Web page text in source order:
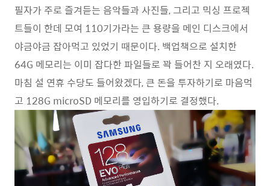
필자가 주로 즐겨듣는 음악들과 사진들, 그리고 믹싱 프로젝
트들이 한데 모여 110기가라는 큰 용량을 메인 디스크에서
야금야금 잡아먹고 있었기 때문이다. 백업책으로 설치한
64G 메모리는 이미 잡다한 파일들로 꽉 들어찬 지 오래였다.
마침 설 연휴 수당도 들어왔겠다, 큰 돈을 투자하기로 마음먹
고 128G microSD 메모리를 영입하기로 결정했다.